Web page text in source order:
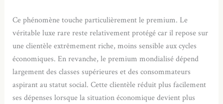
Ce phénomène touche particulièrement le premium. Le
véritable luxe rare reste relativement protégé car il repose sur
une clientèle extrêmement riche, moins sensible aux cycles
économiques. En revanche, le premium mondialisé dépend
largement des classes supérieures et des consommateurs
aspirant au statut social. Cette clientèle réduit plus facilement
ses dépenses lorsque la situation économique devient plus